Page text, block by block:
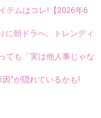
テムはコレ!【2026年6
に朝ドラへ。トレンディ
ても「実は他人事じゃな
”が隠れているかも!